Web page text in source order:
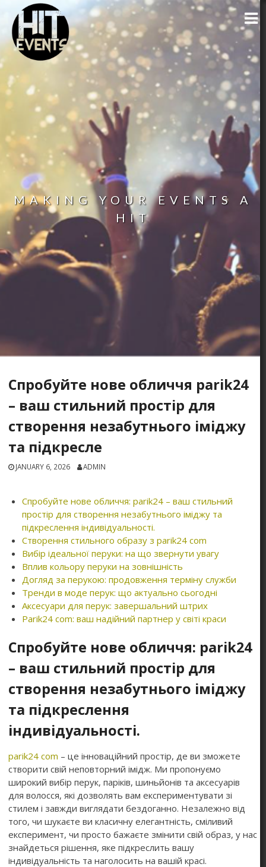
MAKING YOUR EVENTS A
HIT
Спробуйте нове обличчя parik24
– ваш стильний простір для
створення незабутнього іміджу
та підкресле
JANUARY 6, 2026 ADMIN
Спробуйте нове обличчя: parik24 – ваш стильний
простір для створення незабутнього іміджу та
підкреслення індивідуальності.
Створення стильного образу з parik24 com
Вибір ідеальної перуки: на що звернути увагу
Вплив кольору перуки на зовнішність
Догляд за перукою: продовження терміну служби
Тренди в моде перук: що актуально сьогодні
Аксесуари для перук: завершальний штрих
Parik24 com: ваш надійний партнер у світі краси
Спробуйте нове обличчя: parik24
– ваш стильний простір для
створення незабутнього іміджу
та підкреслення
індивідуальності.
parik24 com – це інноваційний простір, де ви зможете
створити свій неповторний імідж. Ми пропонуємо
широкий вибір перук, паріків, шиньйонів та аксесуарів
для волосся, які дозволять вам експериментувати зі
стилем і завжди виглядати бездоганно. Незалежно від
того, чи шукаєте ви класичну елегантність, сміливий
експеримент, чи просто бажаєте змінити свій образ, у нас
знайдеться рішення, яке підкреслить вашу
індивідуальність та наголосить на вашій красі.